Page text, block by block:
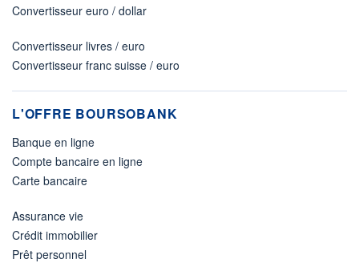
Convertisseur euro / dollar
Convertisseur livres / euro
Convertisseur franc suisse / euro
L'OFFRE BOURSOBANK
Banque en ligne
Compte bancaire en ligne
Carte bancaire
Assurance vie
Crédit immobilier
Prêt personnel